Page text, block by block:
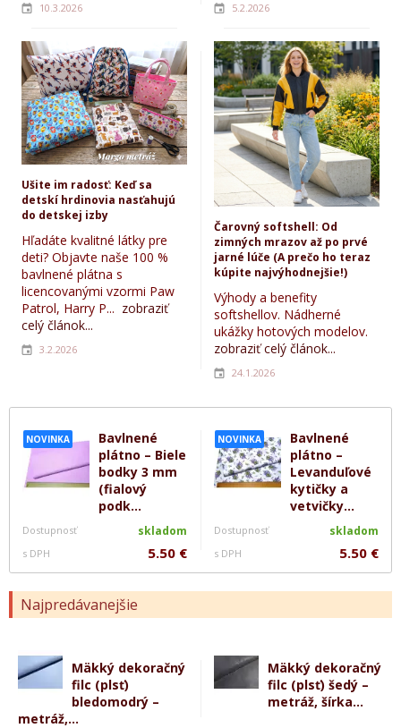
NOVINKA
Bavlnené
plátno – Biele
bodky 3 mm
(fialový
podk...
Dostupnosť skladom
s DPH 5.50 €
NOVINKA
Bavlnené
plátno –
Levanduľové
kytičky a
vetvičky...
Dostupnosť skladom
s DPH 5.50 €
Najpredávanejšie
Mäkký dekoračný
filc (plsť)
bledomodrý –
metráž,...
Mäkký dekoračný
filc (plsť) šedý –
metráž, šírka...
10.3.2026 5.2.2026
Ušite im radosť: Keď sa
detskí hrdinovia nasťahujú
do detskej izby
Hľadáte kvalitné látky pre
deti? Objavte naše 100 %
bavlnené plátna s
licencovanými vzormi Paw
Patrol, Harry P... zobraziť
celý článok...
3.2.2026
Čarovný softshell: Od
zimných mrazov až po prvé
jarné lúče (A prečo ho teraz
kúpite najvýhodnejšie!)
Výhody a benefity
softshellov. Nádherné
ukážky hotových modelov.
zobraziť celý článok...
24.1.2026